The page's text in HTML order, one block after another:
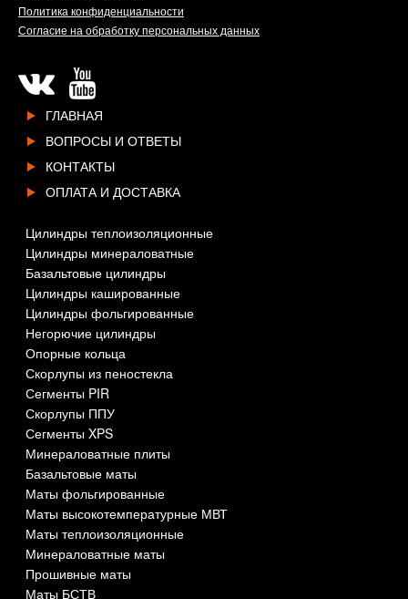
Политика конфиденциальности
Согласие на обработку персональных данных
ГЛАВНАЯ
ВОПРОСЫ И ОТВЕТЫ
КОНТАКТЫ
ОПЛАТА И ДОСТАВКА
Цилиндры теплоизоляционные
Цилиндры минераловатные
Базальтовые цилиндры
Цилиндры кашированные
Цилиндры фольгированные
Негорючие цилиндры
Опорные кольца
Скорлупы из пеностекла
Сегменты PIR
Скорлупы ППУ
Сегменты XPS
Минераловатные плиты
Базальтовые маты
Маты фольгированные
Маты высокотемпературные МВТ
Маты теплоизоляционные
Минераловатные маты
Прошивные маты
Маты БСТВ